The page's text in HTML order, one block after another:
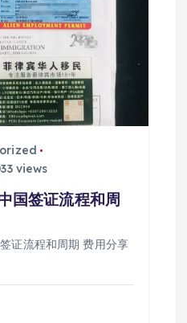
views
国签证流程和周
证流程和周期 费用分享